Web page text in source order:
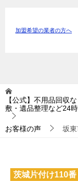
加盟希望の業者の方へ
【公式】不用品回収
敷・遺品整理など24時
お客様の声 坂
茨城片付け110番